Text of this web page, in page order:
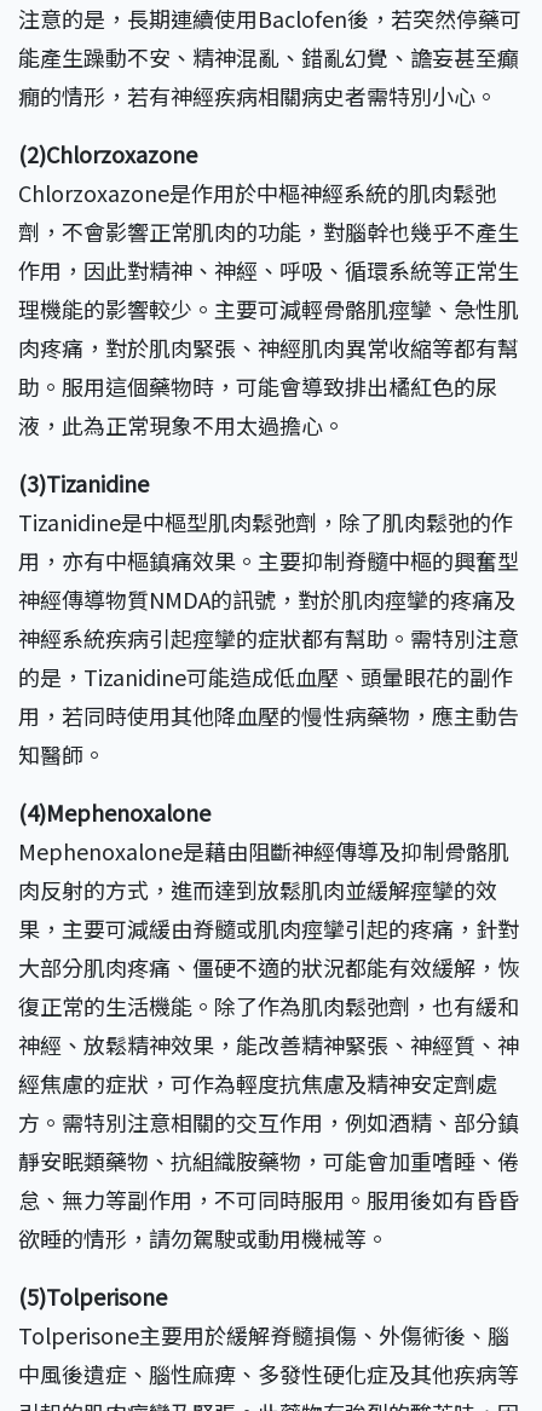
注意的是，長期連續使用Baclofen後，若突然停藥可
能產生躁動不安、精神混亂、錯亂幻覺、譫妄甚至癲
癇的情形，若有神經疾病相關病史者需特別小心。
(2)Chlorzoxazone
Chlorzoxazone是作用於中樞神經系統的肌肉鬆弛
劑，不會影響正常肌肉的功能，對腦幹也幾乎不產生
作用，因此對精神、神經、呼吸、循環系統等正常生
理機能的影響較少。主要可減輕骨骼肌痙攣、急性肌
肉疼痛，對於肌肉緊張、神經肌肉異常收縮等都有幫
助。服用這個藥物時，可能會導致排出橘紅色的尿
液，此為正常現象不用太過擔心。
(3)Tizanidine
Tizanidine是中樞型肌肉鬆弛劑，除了肌肉鬆弛的作
用，亦有中樞鎮痛效果。主要抑制脊髓中樞的興奮型
神經傳導物質NMDA的訊號，對於肌肉痙攣的疼痛及
神經系統疾病引起痙攣的症狀都有幫助。需特別注意
的是，Tizanidine可能造成低血壓、頭暈眼花的副作
用，若同時使用其他降血壓的慢性病藥物，應主動告
知醫師。
(4)Mephenoxalone
Mephenoxalone是藉由阻斷神經傳導及抑制骨骼肌
肉反射的方式，進而達到放鬆肌肉並緩解痙攣的效
果，主要可減緩由脊髓或肌肉痙攣引起的疼痛，針對
大部分肌肉疼痛、僵硬不適的狀況都能有效緩解，恢
復正常的生活機能。除了作為肌肉鬆弛劑，也有緩和
神經、放鬆精神效果，能改善精神緊張、神經質、神
經焦慮的症狀，可作為輕度抗焦慮及精神安定劑處
方。需特別注意相關的交互作用，例如酒精、部分鎮
靜安眠類藥物、抗組織胺藥物，可能會加重嗜睡、倦
怠、無力等副作用，不可同時服用。服用後如有昏昏
欲睡的情形，請勿駕駛或動用機械等。
(5)Tolperisone
Tolperisone主要用於緩解脊髓損傷、外傷術後、腦
中風後遺症、腦性麻痺、多發性硬化症及其他疾病等